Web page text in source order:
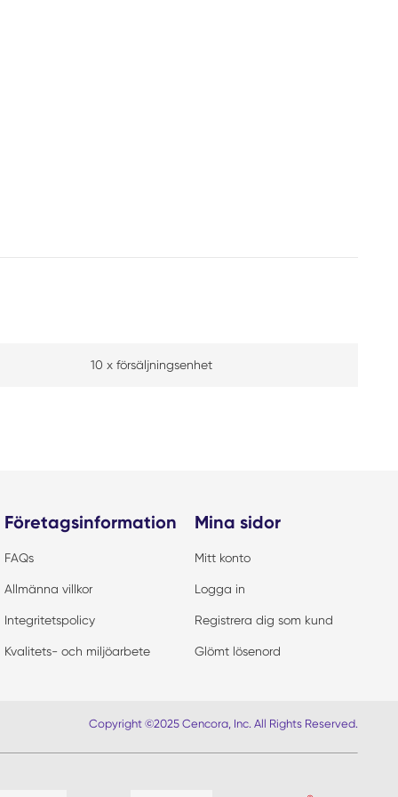
10 x försäljningsenhet
Företagsinformation
FAQs
Allmänna villkor
Integritetspolicy
Kvalitets- och miljöarbete
Mina sidor
Mitt konto
Logga in
Registrera dig som kund
Glömt lösenord
Copyright ©2025 Cencora, Inc. All Rights Reserved.